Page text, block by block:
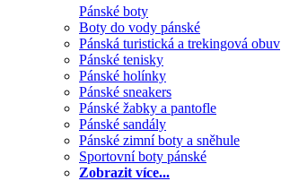
Pánské boty
Boty do vody pánské
Pánská turistická a trekingová obuv
Pánské tenisky
Pánské holínky
Pánské sneakers
Pánské žabky a pantofle
Pánské sandály
Pánské zimní boty a sněhule
Sportovní boty pánské
Zobrazit více...